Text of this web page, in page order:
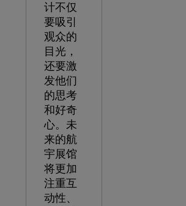
计不仅
要吸引
观众的
目光，
还要激
发他们
的思考
和好奇
心。未
来的航
宇展馆
将更加
注重互
动性、